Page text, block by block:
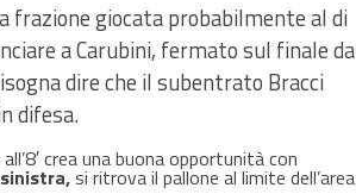
frazione giocata probabilmente al di
a Carubini, fermato sul finale da
dire che il subentrato Bracci
difesa.
crea una buona opportunità con
si ritrova il pallone al limite dell’area